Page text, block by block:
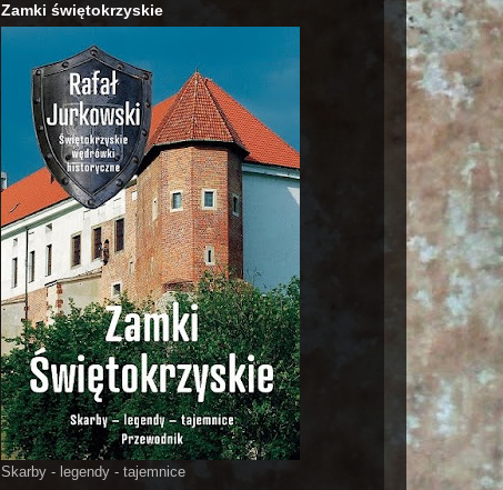
Zamki świętokrzyskie
Skarby - legendy - tajemnice